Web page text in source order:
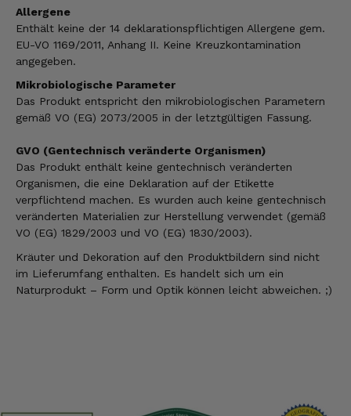
Allergene
Enthält keine der 14 deklarationspflichtigen Allergene gem.
EU-VO 1169/2011, Anhang II. Keine Kreuzkontamination
angegeben.
Mikrobiologische Parameter
Das Produkt entspricht den mikrobiologischen Parametern
gemäß VO (EG) 2073/2005 in der letztgültigen Fassung.
GVO (Gentechnisch veränderte Organismen)
Das Produkt enthält keine gentechnisch veränderten
Organismen, die eine Deklaration auf der Etikette
verpflichtend machen. Es wurden auch keine gentechnisch
veränderten Materialien zur Herstellung verwendet (gemäß
VO (EG) 1829/2003 und VO (EG) 1830/2003).
Kräuter und Dekoration auf den Produktbildern sind nicht
im Lieferumfang enthalten. Es handelt sich um ein
Naturprodukt – Form und Optik können leicht abweichen. ;)